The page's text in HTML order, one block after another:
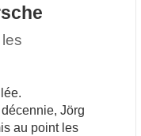
Jörg
au point les